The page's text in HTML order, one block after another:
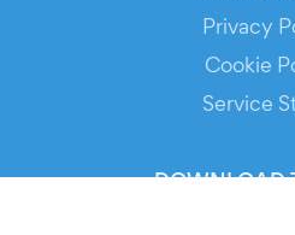
Privacy
Cookie
Service
DOWNLOAD